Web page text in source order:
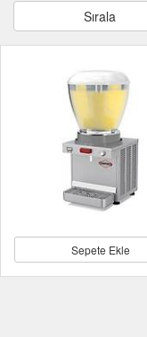
Sırala
Sepete Ekle